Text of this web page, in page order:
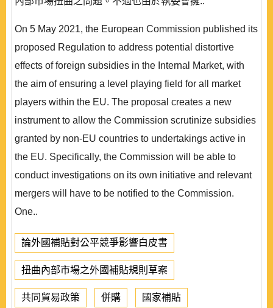
On 5 May 2021, the European Commission published its
proposed Regulation to address potential distortive
effects of foreign subsidies in the Internal Market, with
the aim of ensuring a level playing field for all market
players within the EU. The proposal creates a new
instrument to allow the Commission scrutinize subsidies
granted by non-EU countries to undertakings active in
the EU. Specifically, the Commission will be able to
conduct investigations on its own initiative and relevant
mergers will have to be notified to the Commission.
One..
論外國補貼對公平競爭影響白皮書
扭曲內部市場之外國補貼規則草案
共同貿易政策 併購 國家補貼